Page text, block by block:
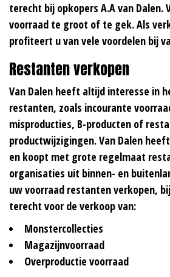
terecht bij opkopers A.A van Dalen.
voorraad te groot of te gek. Als
profiteert u van vele voordelen bij
Restanten verkopen
Van Dalen heeft altijd interesse in
restanten, zoals incourante
misproducties, B-producten of
productwijzigingen. Van Dalen
en koopt met grote regelmaat
organisaties uit binnen- en
uw voorraad restanten verkopen,
terecht voor de verkoop van:
Monstercollecties
Magazijnvoorraad
Overproductie voorraad